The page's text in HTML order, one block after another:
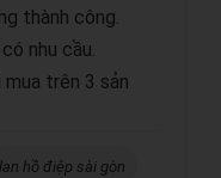
thành công.
nhu cầu.
mua trên 3 sản
lan hồ điệp sài gòn